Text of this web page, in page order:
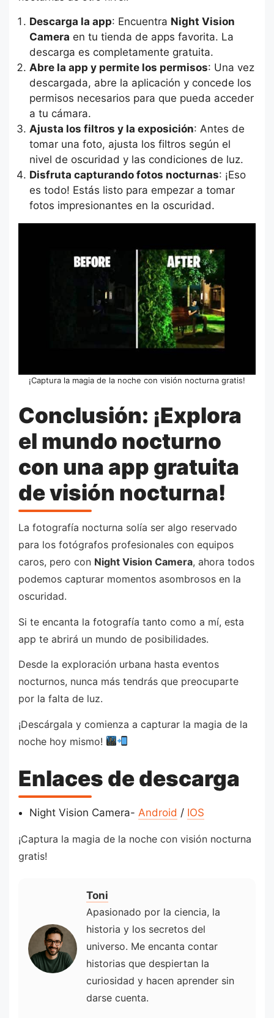
Descarga la app: Encuentra Night Vision
Camera en tu tienda de apps favorita. La
descarga es completamente gratuita.
Abre la app y permite los permisos: Una vez
descargada, abre la aplicación y concede los
permisos necesarios para que pueda acceder
a tu cámara.
Ajusta los filtros y la exposición: Antes de
tomar una foto, ajusta los filtros según el
nivel de oscuridad y las condiciones de luz.
Disfruta capturando fotos nocturnas: ¡Eso
es todo! Estás listo para empezar a tomar
fotos impresionantes en la oscuridad.
¡Captura la magia de la noche con visión nocturna gratis!
Conclusión: ¡Explora
el mundo nocturno
con una app gratuita
de visión nocturna!
La fotografía nocturna solía ser algo reservado
para los fotógrafos profesionales con equipos
caros, pero con Night Vision Camera, ahora todos
podemos capturar momentos asombrosos en la
oscuridad.
Si te encanta la fotografía tanto como a mí, esta
app te abrirá un mundo de posibilidades.
Desde la exploración urbana hasta eventos
nocturnos, nunca más tendrás que preocuparte
por la falta de luz.
¡Descárgala y comienza a capturar la magia de la
noche hoy mismo!
Enlaces de descarga
Night Vision Camera- Android / IOS
¡Captura la magia de la noche con visión nocturna
gratis!
Toni
Apasionado por la ciencia, la
historia y los secretos del
universo. Me encanta contar
historias que despiertan la
curiosidad y hacen aprender sin
darse cuenta.